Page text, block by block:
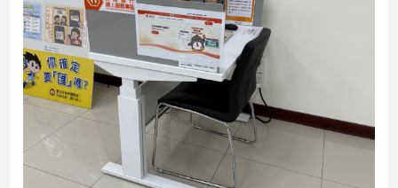
美
食
星
座/
命
理
消